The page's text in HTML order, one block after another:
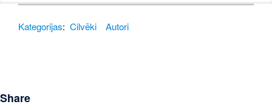
Kategorijas: Cilvēki Autori
Share